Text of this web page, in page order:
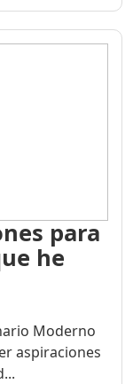
para
he
Moderno
aspiraciones